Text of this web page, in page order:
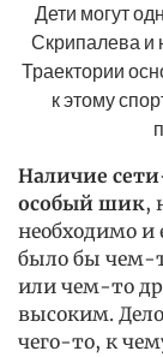
Дети могут
Скрипалева и
Траектории
к этому
Наличие
особый шик,
необходимо и
было бы чем-
или чем-то
высоким.
чего-то, к